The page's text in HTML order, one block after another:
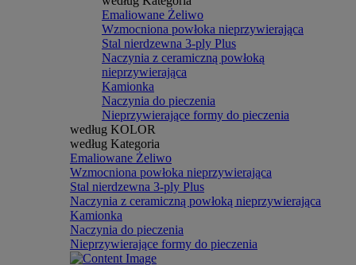
Emaliowane Żeliwo
Wzmocniona powłoka nieprzywierająca
Stal nierdzewna 3-ply Plus
Naczynia z ceramiczną powłoką
nieprzywierająca
Kamionka
Naczynia do pieczenia
Nieprzywierające formy do pieczenia
według KOLOR
według Kategoria
Emaliowane Żeliwo
Wzmocniona powłoka nieprzywierająca
Stal nierdzewna 3-ply Plus
Naczynia z ceramiczną powłoką nieprzywierająca
Kamionka
Naczynia do pieczenia
Nieprzywierające formy do pieczenia